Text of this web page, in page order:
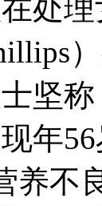
处
坚
年
养不